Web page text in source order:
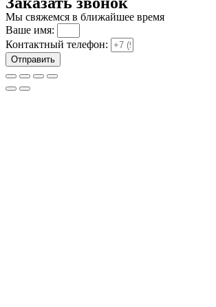
Мы свяжемся в ближайшее время
Ваше имя:
Контактный телефон:
Отправить